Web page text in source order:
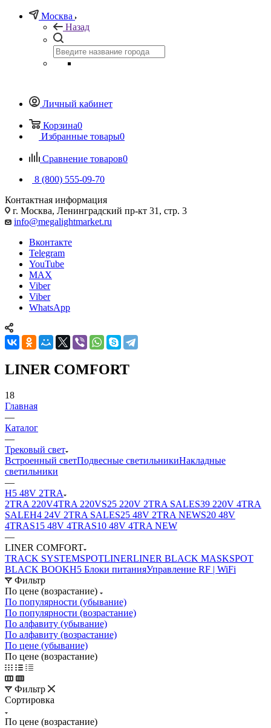
Москва
Назад
Личный кабинет
Корзина0
Избранные товары0
Сравнение товаров0
8 (800) 555-09-70
Контактная информация
г. Москва, Ленинградский пр-кт 31, стр. 3
info@megalightmarket.ru
Вконтакте
Telegram
YouTube
MAX
Viber
Viber
WhatsApp
LINER COMFORT
18
Главная
—
Каталог
—
Трековый свет
Встроенный светПодвесные светильникиНакладные
светильники
—
H5 48V 2TRA
2TRA 220V4TRA 220VS25 220V 2TRA SALES39 220V 4TRA
SALEH4 24V 2TRA SALES25 48V 2TRA NEWS20 48V
4TRAS15 48V 4TRAS10 48V 4TRA NEW
—
LINER COMFORT
TRACK SYSTEMSPOTLINERLINER BLACK MASKSPOT
BLACK BOOKH5 Блоки питанияУправление RF | WiFi
Фильтр
По цене (возрастание)
По популярности (убывание)
По популярности (возрастание)
По алфавиту (убывание)
По алфавиту (возрастание)
По цене (убывание)
По цене (возрастание)
Фильтр
Сортировка
По цене (возрастание)